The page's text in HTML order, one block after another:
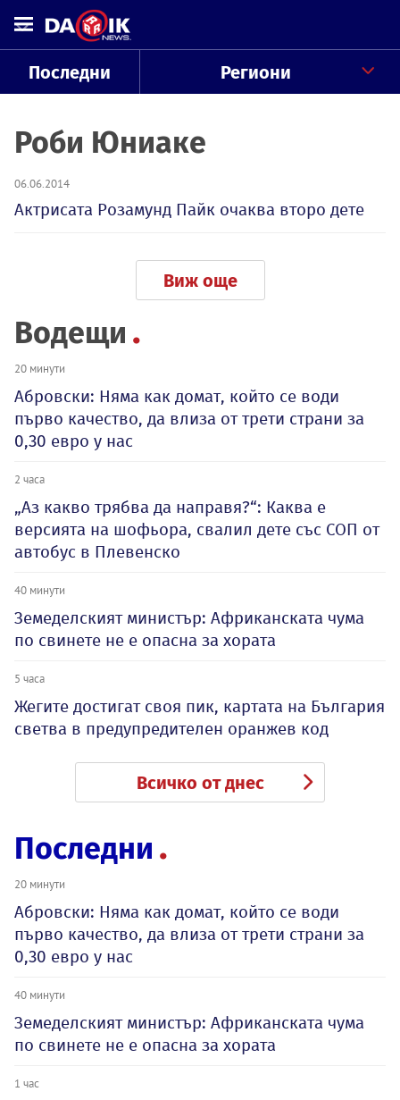
Последни Региони
Роби Юниаке
06.06.2014
Актрисата Розамунд Пайк очаква второ дете
Виж още
Водещи
20 минути
Абровски: Няма как домат, който се води
първо качество, да влиза от трети страни за
0,30 евро у нас
2 часа
„Аз какво трябва да направя?“: Каква е
версията на шофьора, свалил дете със СОП от
автобус в Плевенско
40 минути
Земеделският министър: Африканската чума
по свинете не е опасна за хората
5 часа
Жегите достигат своя пик, картата на България
светва в предупредителен оранжев код
Всичко от днес
Последни
20 минути
Абровски: Няма как домат, който се води
първо качество, да влиза от трети страни за
0,30 евро у нас
40 минути
Земеделският министър: Африканската чума
по свинете не е опасна за хората
1 час